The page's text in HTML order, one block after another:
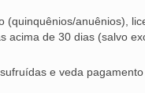
(quinquênios/anuênios),
acima de 30 dias (salvo
e veda pagamento